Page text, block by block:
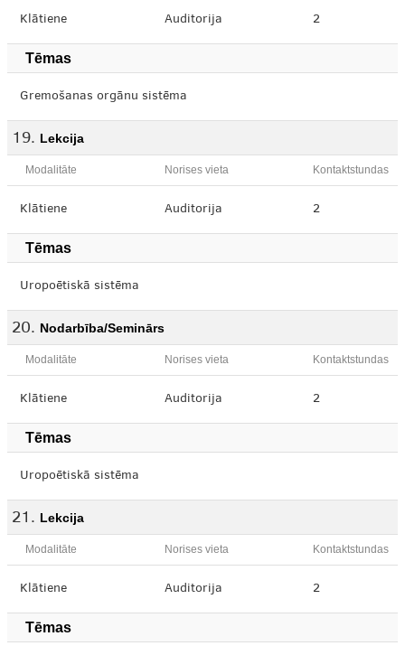
Klātiene Auditorija 2
Tēmas
Gremošanas orgānu sistēma
Lekcija
Modalitāte Norises vieta Kontaktstundas
Klātiene Auditorija 2
Tēmas
Uropoētiskā sistēma
Nodarbība/Seminārs
Modalitāte Norises vieta Kontaktstundas
Klātiene Auditorija 2
Tēmas
Uropoētiskā sistēma
Lekcija
Modalitāte Norises vieta Kontaktstundas
Klātiene Auditorija 2
Tēmas